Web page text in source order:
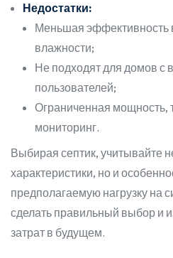
Недостатки:
Меньшая эффективность
влажности;
Не подходят для домов с
пользователей;
Ограниченная мощность,
мониторинг.
Выбирая септик, учитывайте
характеристики, но и
предполагаемую нагрузку на
сделать правильный выбор и
затрат в будущем.